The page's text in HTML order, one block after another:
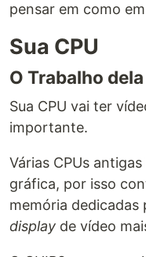
pensar em como
Sua CPU
O Trabalho dela
Sua CPU vai ter
importante.
Várias CPUs
gráfica, por isso
memória
display de vídeo